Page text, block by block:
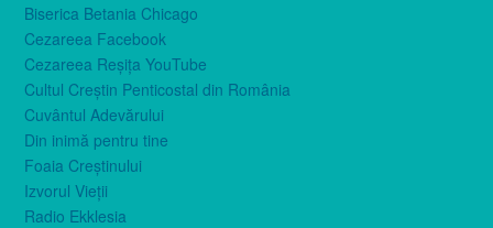
Biserica Betania Chicago
Cezareea Facebook
Cezareea Reşiţa YouTube
Cultul Creştin Penticostal din România
Cuvântul Adevărului
Din inimă pentru tine
Foaia Creştinului
Izvorul Vieţii
Radio Ekklesia